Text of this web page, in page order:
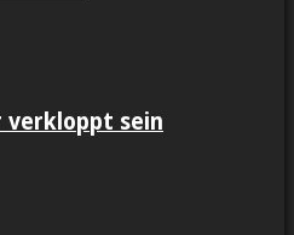
verkloppt sein